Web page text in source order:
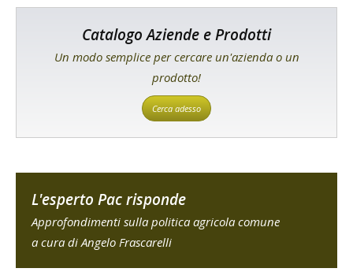
Catalogo Aziende e Prodotti
Un modo semplice per cercare un'azienda o un
prodotto!
Cerca adesso
L'esperto Pac risponde
Approfondimenti sulla politica agricola comune
a cura di Angelo Frascarelli